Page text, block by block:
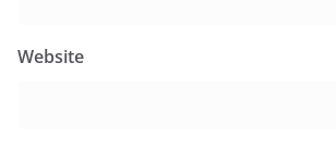
Website